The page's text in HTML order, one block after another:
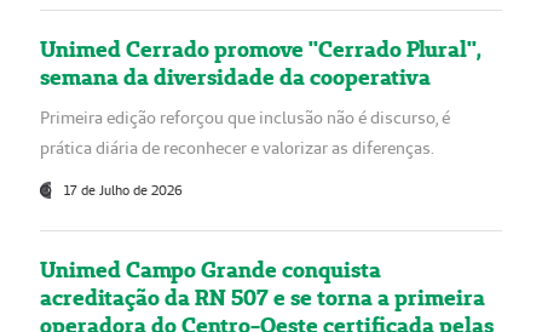
Unimed Cerrado promove "Cerrado Plural",
semana da diversidade da cooperativa
Primeira edição reforçou que inclusão não é discurso, é
prática diária de reconhecer e valorizar as diferenças.
17 de Julho de 2026
Unimed Campo Grande conquista
acreditação da RN 507 e se torna a primeira
operadora do Centro-Oeste certificada pelas